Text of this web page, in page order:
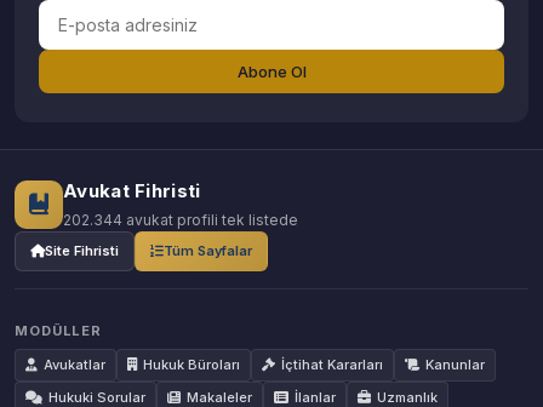
Abone Ol
Avukat Fihristi
202.344 avukat profili tek listede
Site Fihristi Tüm Sayfalar
MODÜLLER
Avukatlar
Hukuk Büroları İçtihat Kararları
Kanunlar
Hukuki Sorular
Makaleler İlanlar
Uzmanlık